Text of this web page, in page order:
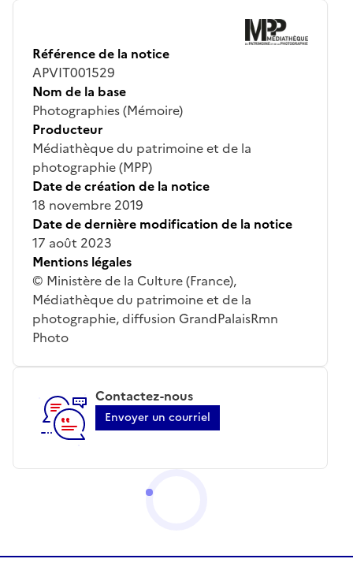
Référence de la notice
APVIT001529
Nom de la base
Photographies (Mémoire)
Producteur
Médiathèque du patrimoine et de la
photographie (MPP)
Date de création de la notice
18 novembre 2019
Date de dernière modification de la notice
17 août 2023
Mentions légales
© Ministère de la Culture (France),
Médiathèque du patrimoine et de la
photographie, diffusion GrandPalaisRmn
Photo
Contactez-nous
Envoyer un courriel